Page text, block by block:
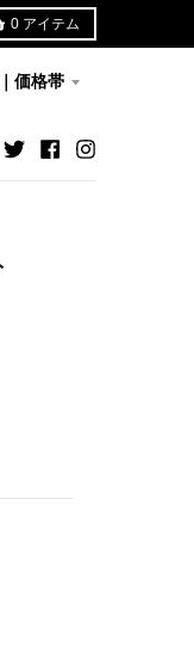
0 アイテム
価格帯